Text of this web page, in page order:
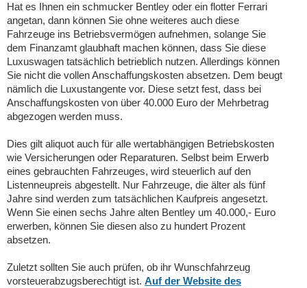
Hat es Ihnen ein schmucker Bentley oder ein flotter Ferrari
angetan, dann können Sie ohne weiteres auch diese
Fahrzeuge ins Betriebsvermögen aufnehmen, solange Sie
dem Finanzamt glaubhaft machen können, dass Sie diese
Luxuswagen tatsächlich betrieblich nutzen. Allerdings können
Sie nicht die vollen Anschaffungskosten absetzen. Dem beugt
nämlich die Luxustangente vor. Diese setzt fest, dass bei
Anschaffungskosten von über 40.000 Euro der Mehrbetrag
abgezogen werden muss.
Dies gilt aliquot auch für alle wertabhängigen Betriebskosten
wie Versicherungen oder Reparaturen. Selbst beim Erwerb
eines gebrauchten Fahrzeuges, wird steuerlich auf den
Listenneupreis abgestellt. Nur Fahrzeuge, die älter als fünf
Jahre sind werden zum tatsächlichen Kaufpreis angesetzt.
Wenn Sie einen sechs Jahre alten Bentley um 40.000,- Euro
erwerben, können Sie diesen also zu hundert Prozent
absetzen.
Zuletzt sollten Sie auch prüfen, ob ihr Wunschfahrzeug
vorsteuerabzugsberechtigt ist. Auf der Website des